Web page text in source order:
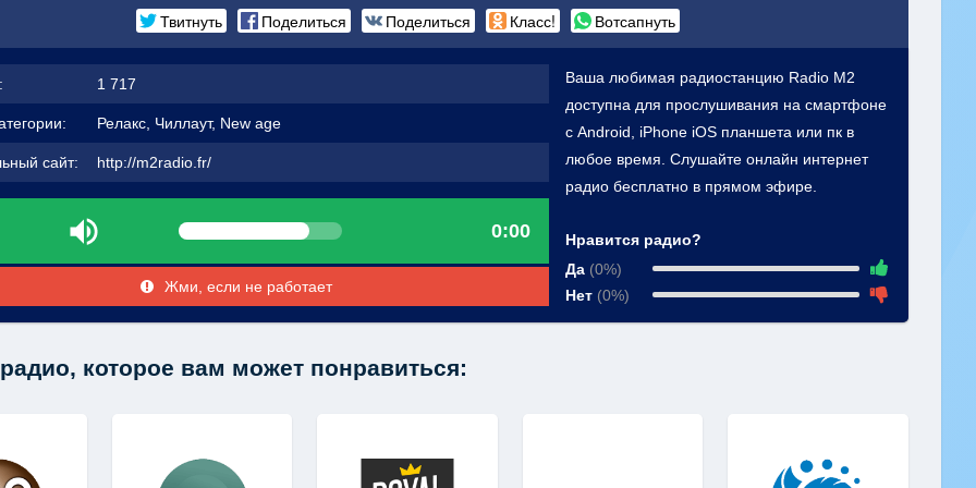
Твитнуть Поделиться Поделиться Класс! Вотсапнуть
1 717
Релакс, Чиллаут, New age
сайт: http://m2radio.fr/
0:00
Жми, если не работает
Ваша любимая радиостанцию Radio M2
доступна для прослушивания на смартфоне
с Android, iPhone iOS планшета или пк в
любое время. Слушайте онлайн интернет
радио бесплатно в прямом эфире.
Нравится радио?
Да (0%)
Нет (0%)
которое вам может понравиться: